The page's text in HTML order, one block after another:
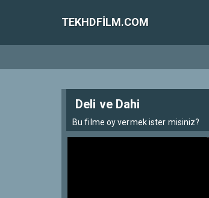
TEKHDFILM.COM
Deli ve Dahi
Bu filme oy vermek ister misiniz?